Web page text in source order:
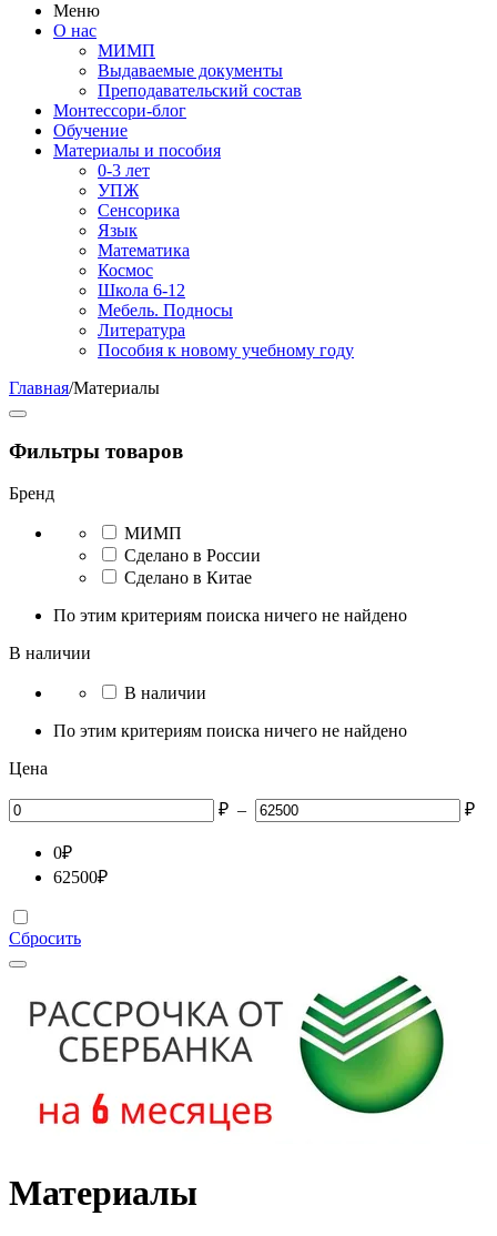
Меню
О нас
МИМП
Выдаваемые документы
Преподавательский состав
Монтессори-блог
Обучение
Материалы и пособия
0-3 лет
УПЖ
Сенсорика
Язык
Математика
Космос
Школа 6-12
Мебель. Подносы
Литература
Пособия к новому учебному году
Главная/Материалы
Фильтры товаров
Бренд
МИМП
Сделано в России
Сделано в Китае
По этим критериям поиска ничего не найдено
В наличии
В наличии
По этим критериям поиска ничего не найдено
Цена
₽ – ₽
0₽
62500₽
Сбросить
Материалы